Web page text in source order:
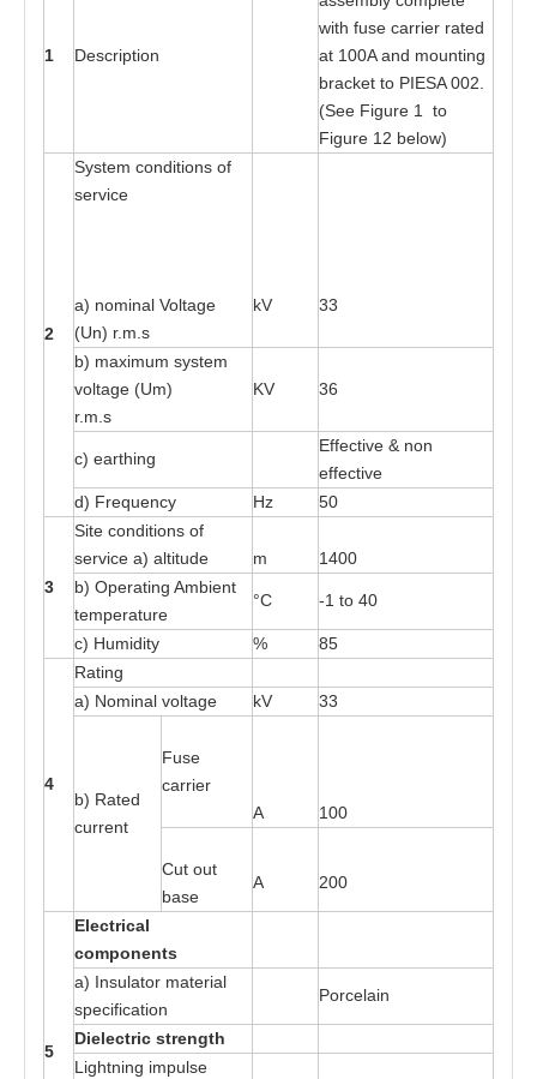
1 Description
with fuse carrier rated
at 100Aand mounting
bracket to PIESA 002
(See Figure 1 to
Figure 12 below)
2
System conditions of
service
a) nominal Voltage
(Un) r. m .s
kV 33
b) maximum system
voltage (Um)
r. m s
KV 36
c) earthing
Effective & non
effective
d) Frequency Hz 50
3
Site conditions of
service a) altitude m 1400
b) Operating Ambient
temperature
°C -1 to 40
c) Humidity % 85
4
Rating
a) Nominal voltage kV 33
b) Rated
current
Fuse
carrier
A
100
Cut out
base
A 200
5
Electrical
components
a) Insulator material
specification
Porcelain
Dielectric strength
L ightning impulse